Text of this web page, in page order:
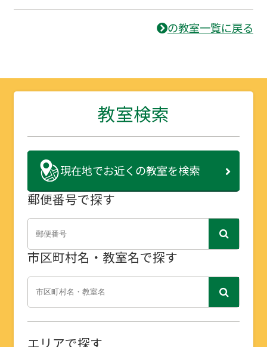
の教室一覧に戻る
教室検索
現在地でお近くの教室を検索
郵便番号で探す
市区町村名・教室名で探す
エリアで探す